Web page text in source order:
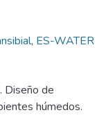
, ES-WATER
Diseño de
húmedos.